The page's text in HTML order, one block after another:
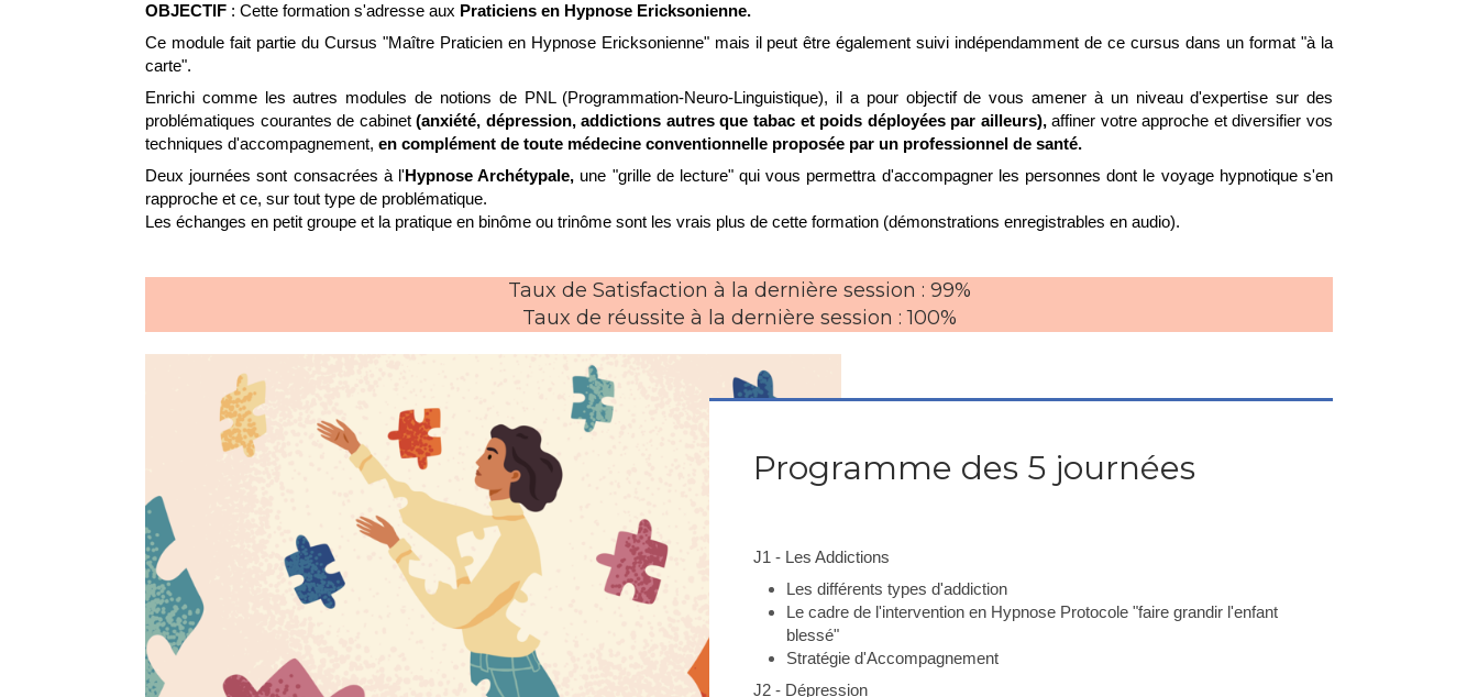
OBJECTIF : Cette formation s'adresse aux Praticiens en Hypnose Ericksonienne.
Ce module fait partie du Cursus "Maître Praticien en Hypnose Ericksonienne" mais il peut être également suivi indépendamment de ce cursus dans un format "à la
carte".
Enrichi comme les autres modules de notions de PNL (Programmation-Neuro-Linguistique), il a pour objectif de vous amener à un niveau d'expertise sur des
problématiques courantes de cabinet(anxiété, dépression, addictions autres que tabac et poids déployées par ailleurs),affiner votre approche et diversifier vos
techniques d'accompagnement, en complément de toute médecine conventionnelle proposée par un professionnel de santé.
Deux journées sont consacrées à l'Hypnose Archétypale, une "grille de lecture" qui vous permettra d'accompagner les personnes dont le voyage hypnotique s'en
rapproche et ce, sur tout type de problématique.
​Les échanges en petit groupe et la pratique en binôme ou trinôme sont les vrais plus de cette formation (démonstrations enregistrables en audio).
Taux de Satisfaction à la dernière session : 99%
Taux de réussite à la dernière session : 100%
Programme des 5 journées
J1 - Les Addictions
Les différents types d'addiction
Le cadre de l'intervention en Hypnose Protocole "faire grandir l'enfant
blessé"
Stratégie d'Accompagnement
J2 - Dépression